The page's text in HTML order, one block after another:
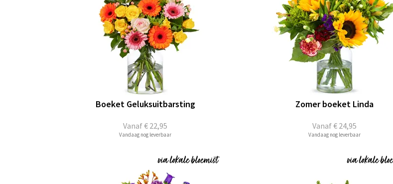
Vanaf€ 22,95
Boeket Geluksuitbarsting
Vandaag nog leverbaar
Vanaf€ 24,95
Zomer boeket Linda
Vandaag nog leverbaar